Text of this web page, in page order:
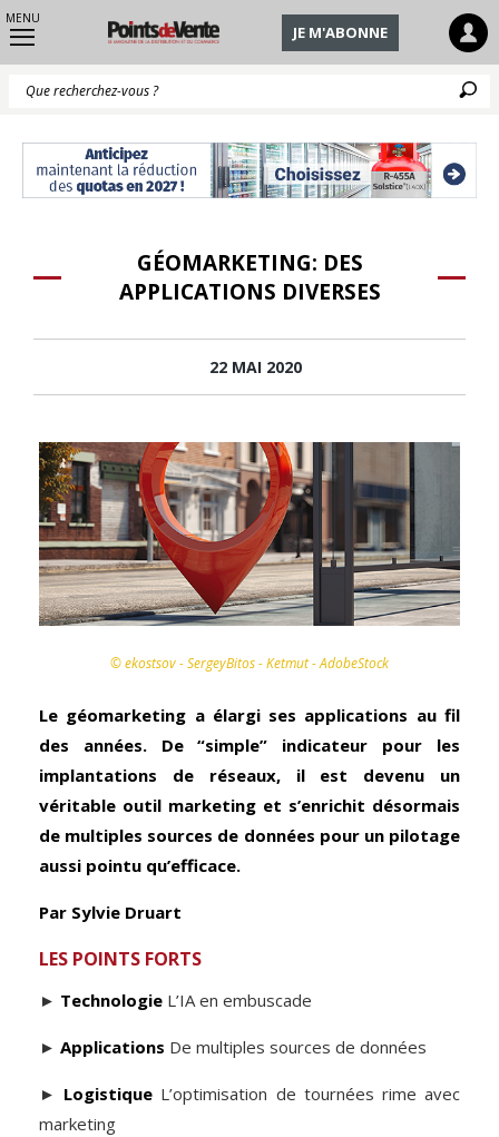
MENU
JE M'ABONNE
GÉOMARKETING: DES
APPLICATIONS DIVERSES
22 MAI 2020
© ekostsov - SergeyBitos - Ketmut - AdobeStock
Le géomarketing a élargi ses applications au fil
des années. De “simple” indicateur pour les
implantations de réseaux, il est devenu un
véritable outil marketing et s’enrichit désormais
de multiples sources de données pour un pilotage
aussi pointu qu’efficace.
Par Sylvie Druart
LES POINTS FORTS
► Technologie L’IA en embuscade
► Applications De multiples sources de données
► Logistique L’optimisation de tournées rime avec
marketing